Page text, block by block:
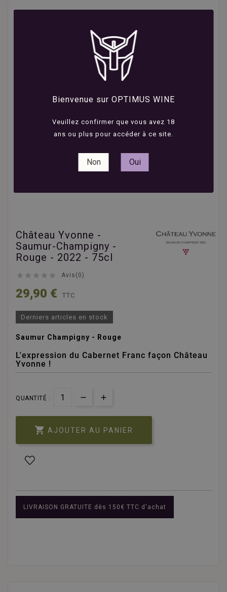
Bienvenue sur OPTIMUS WINE
Veuillez confirmer que vous avez 18
ans ou plus pour accéder à ce site.
Non Oui
Château Yvonne -
Saumur-Champigny -
Rouge - 2022 - 75cl
     Avis(0)
29,90 € TTC
Derniers articles en stock
Saumur Champigny - Rouge
L'expression du Cabernet Franc façon Château
Yvonne !
QUANTITÉ :
 AJOUTER AU PANIER
LIVRAISON GRATUITE dès 150€ TTC d'achat